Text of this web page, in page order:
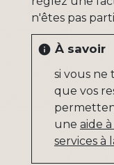
n'êtes pas
info À savoir
si vous ne
que vos
une aide
services à